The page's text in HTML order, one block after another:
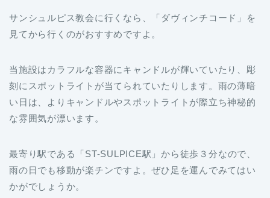
サンシュルピス教会に行くなら、「ダヴィンチコード」を
見てから行くのがおすすめですよ。
当施設はカラフルな容器にキャンドルが輝いていたり、彫
刻にスポットライトが当てられていたりします。雨の薄暗
い日は、よりキャンドルやスポットライトが際立ち神秘的
な雰囲気が漂います。
最寄り駅である「ST-SULPICE駅」から徒歩３分なので、
雨の日でも移動が楽チンですよ。ぜひ足を運んでみてはい
かがでしょうか。